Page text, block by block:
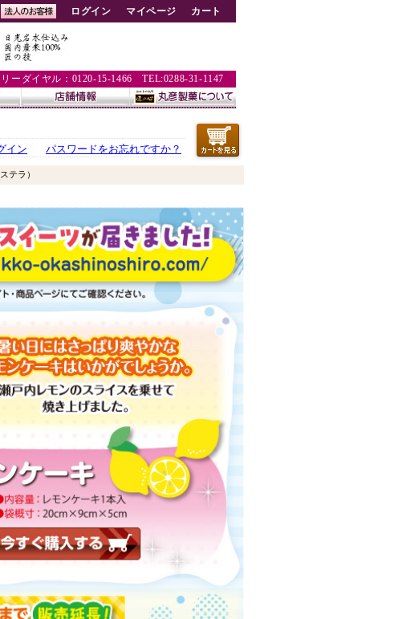
ログイン マイページ カート
リーダイヤル：0120-15-1466 TEL:0288-31-1147
イン パスワードをお忘れですか？
テラ）